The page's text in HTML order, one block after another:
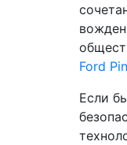
Ford
Если